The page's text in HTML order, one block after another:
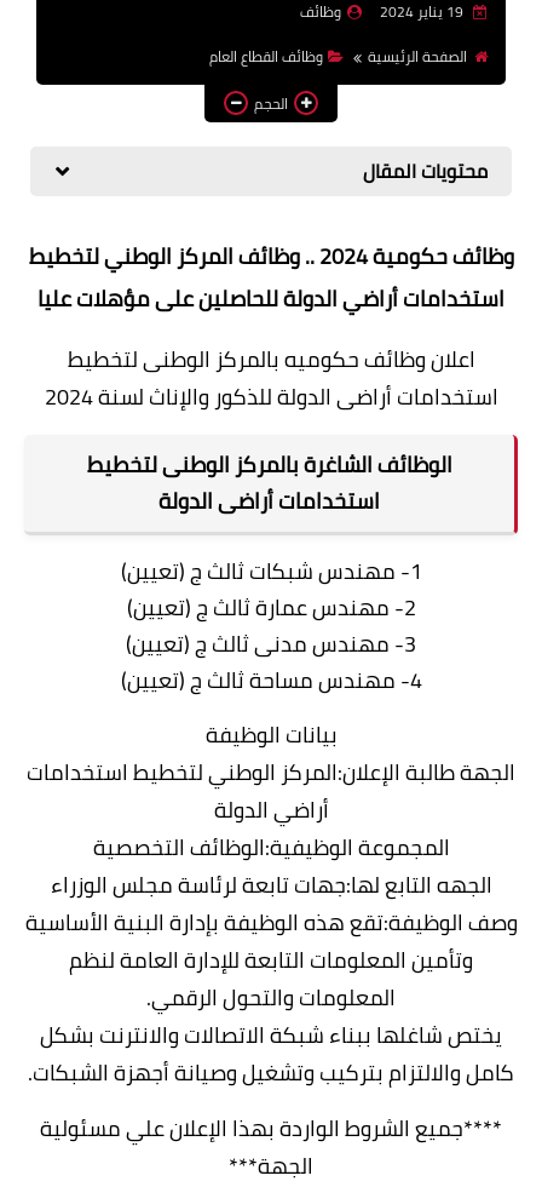
بالجامعات والمعاهد
اخبار
وظائف
الصفحة الرئيسية
وظائف القطاع العام
الحجم
محتويات المقال
وظائف حكومية 2024 .. وظائف المركز الوطني لتخطيط
استخدامات أراضي الدولة للحاصلين على مؤهلات عليا
اعلان وظائف حكوميه بالمركز الوطنى لتخطيط
استخدامات أراضى الدولة للذكور والإناث لسنة 2024
الوظائف الشاغرة بالمركز الوطنى لتخطيط
استخدامات أراضى الدولة
1- مهندس شبكات ثالث ج (تعيين)
2- مهندس عمارة ثالث ج (تعيين)
3- مهندس مدنى ثالث ج (تعيين)
4- مهندس مساحة ثالث ج (تعيين)
بيانات الوظيفة
الجهة طالبة الإعلان:المركز الوطني لتخطيط استخدامات
أراضي الدولة
المجموعة الوظيفية:الوظائف التخصصية
الجهه التابع لها:جهات تابعة لرئاسة مجلس الوزراء
وصف الوظيفة:تقع هذه الوظيفة بإدارة البنية الأساسية
وتأمين المعلومات التابعة للإدارة العامة لنظم
المعلومات والتحول الرقمي.
يختص شاغلها ببناء شبكة الاتصالات والانترنت بشكل
كامل والالتزام بتركيب وتشغيل وصيانة أجهزة الشبكات.
****جميع الشروط الواردة بهذا الإعلان علي مسئولية
الجهة***